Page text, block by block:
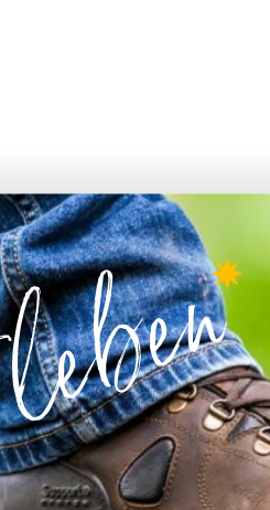
рости та